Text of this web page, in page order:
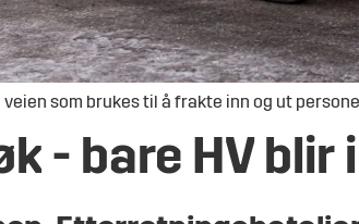
som brukes til å frakte inn og ut
- bare HV blir